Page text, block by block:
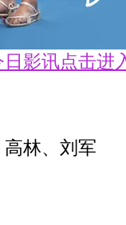
日影讯点击进
林、刘军